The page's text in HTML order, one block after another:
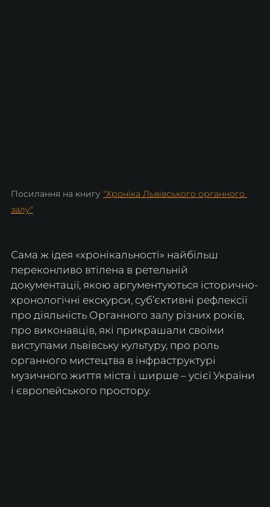
Посилання на книгу "Хроніка Львівського органного
залу"
Сама ж ідея «хронікальності» найбільш
переконливо втілена в ретельній
документації, якою аргументуються історично-
хронологічні екскурси, суб’єктивні рефлексії
про діяльність Органного залу різних років,
про виконавців, які прикрашали своїми
виступами львівську культуру, про роль
органного мистецтва в інфраструктурі
музичного життя міста і ширше – усієї України
і європейського простору.